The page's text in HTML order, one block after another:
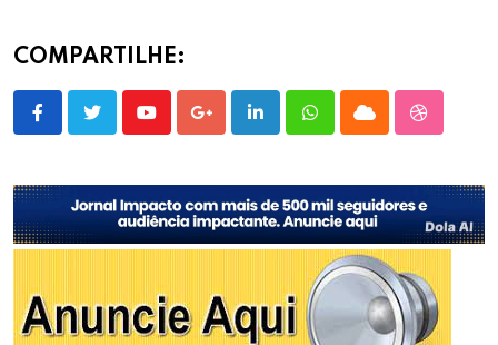
COMPARTILHE:
YoutubeGoogle+LinkedInWhatsappCloud